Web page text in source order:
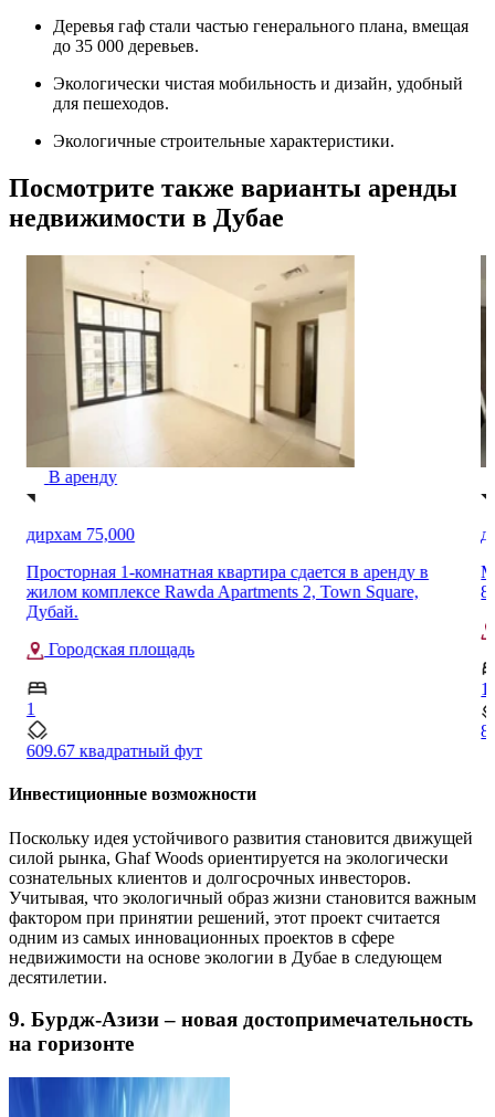
Деревья гаф стали частью генерального плана, вмещая
до 35 000 деревьев.
Экологически чистая мобильность и дизайн, удобный
для пешеходов.
Экологичные строительные характеристики.
Посмотрите также варианты аренды
недвижимости в Дубае
В аренду
дирхам 78,000
Меблированная 1-комнатная квартира в аренду в здании
88, Арджан, Дубай
1
856 квадратный фут
2
Инвестиционные возможности
Поскольку идея устойчивого развития становится движущей
силой рынка, Ghaf Woods ориентируется на экологически
сознательных клиентов и долгосрочных инвесторов.
Учитывая, что экологичный образ жизни становится важным
фактором при принятии решений, этот проект считается
одним из самых инновационных проектов в сфере
недвижимости на основе экологии в Дубае в следующем
десятилетии.
9. Бурдж-Азизи – новая достопримечательность
на горизонте